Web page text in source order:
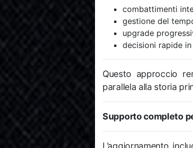
combattimenti
gestione del
upgrade
decisioni rapide
Questo approccio
parallela alla storia
Supporto completo
L’aggiornamento